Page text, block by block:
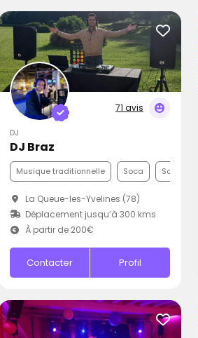
71 avis
DJ
DJ Braz
Musique traditionnelle Soca Samba
La Queue-les-Yvelines (78)
Déplacement jusqu’à 300 kms
À partir de 200€
Contacter Profil